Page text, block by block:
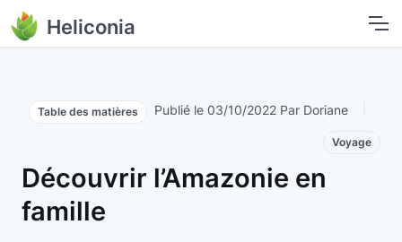
Aller au contenu principal
Heliconia
Table des matières Publié le 03/10/2022 Par Doriane
Tag-blog
Voyage
Découvrir l’Amazonie en
famille